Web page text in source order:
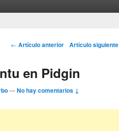
Post navigation
← Artículo anterior Artículo siguiente
en Pidgin
—No hay comentarios ↓